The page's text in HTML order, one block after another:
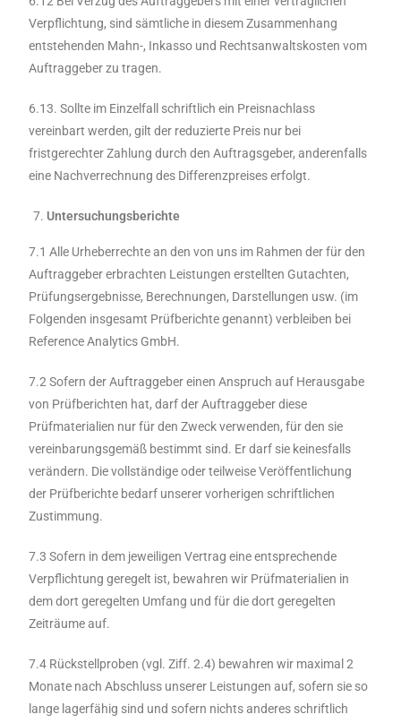
Verpflichtung, sind sämtliche in diesem Zusammenhang
entstehenden Mahn-, Inkasso und Rechtsanwaltskosten vom
Auftraggeber zu tragen.
6.13. Sollte im Einzelfall schriftlich ein Preisnachlass
vereinbart werden, gilt der reduzierte Preis nur bei
fristgerechter Zahlung durch den Auftragsgeber, anderenfalls
eine Nachverrechnung des Differenzpreises erfolgt.
Untersuchungsberichte
7.1 Alle Urheberrechte an den von uns im Rahmen der für den
Auftraggeber erbrachten Leistungen erstellten Gutachten,
Prüfungsergebnisse, Berechnungen, Darstellungen usw. (im
Folgenden insgesamt Prüfberichte genannt) verbleiben bei
Reference Analytics GmbH.
7.2 Sofern der Auftraggeber einen Anspruch auf Herausgabe
von Prüfberichten hat, darf der Auftraggeber diese
Prüfmaterialien nur für den Zweck verwenden, für den sie
vereinbarungsgemäß bestimmt sind. Er darf sie keinesfalls
verändern. Die vollständige oder teilweise Veröffentlichung
der Prüfberichte bedarf unserer vorherigen schriftlichen
Zustimmung.
7.3 Sofern in dem jeweiligen Vertrag eine entsprechende
Verpflichtung geregelt ist, bewahren wir Prüfmaterialien in
dem dort geregelten Umfang und für die dort geregelten
Zeiträume auf.
7.4 Rückstellproben (vgl. Ziff. 2.4) bewahren wir maximal 2
Monate nach Abschluss unserer Leistungen auf, sofern sie so
lange lagerfähig sind und sofern nichts anderes schriftlich